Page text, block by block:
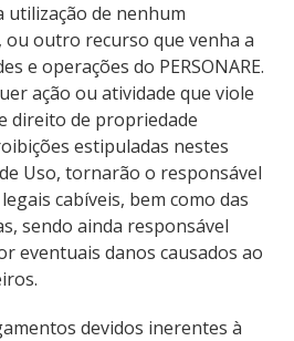
utilização de nenhum
outro recurso que venha a
e operações do PERSONARE.
ação ou atividade que viole
direito de propriedade
estipuladas nestes
Uso, tornarão o responsável
cabíveis, bem como das
sendo ainda responsável
eventuais danos causados ao
devidos inerentes à